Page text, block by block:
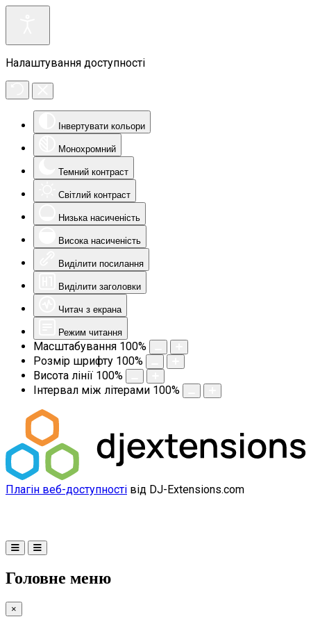
Налаштування доступності
Інвертувати кольори
Монохромний
Темний контраст
Світлий контраст
Низька насиченість
Висока насиченість
Виділити посилання
Виділити заголовки
Читач з екрана
Режим читання
Масштабування 100%
Розмір шрифту 100%
Висота лінії 100%
Інтервал між літерами 100%
Плагін веб-доступності від DJ-Extensions.com
Головне меню
×